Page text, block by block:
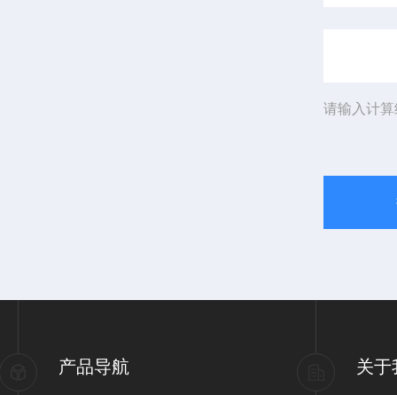
请输入计
产品导航 关于